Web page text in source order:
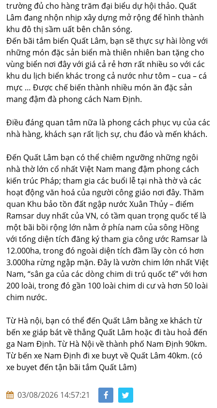
trường đủ cho hàng trăm đại biểu dự hội thảo. Quất
Lâm đang nhộn nhịp xây dựng mở rộng để hình thành
khu đô thị sầm uất bên chân sóng.
Đến bãi tắm biển Quất Lâm, bạn sẽ thực sự hài lòng với
những món đặc sản biển mà thiên nhiên ban tặng cho
vùng biển nơi đây với giá cả rẻ hơn rất nhiều so với các
khu du lịch biển khác trong cả nước như tôm – cua – cá
mực … Được chế biến thành nhiều món ăn đặc sản
mang đậm đà phong cách Nam Định.
Điều đáng quan tâm nữa là phong cách phục vụ của các
nhà hàng, khách sạn rất lịch sự, chu đáo và mến khách.
Đến Quất Lâm bạn có thể chiêm ngưỡng những ngôi
nhà thờ lớn cổ nhất Việt Nam mang đậm phong cách
kiến trúc Pháp; tham gia các buổi lễ tại nhà thờ và các
hoạt động văn hoá của người công giáo nơi đây. Thăm
quan Khu bảo tồn đất ngập nước Xuân Thủy – điểm
Ramsar duy nhất của VN, có tầm quan trọng quốc tế là
một bãi bồi rộng lớn nằm ở phía nam của sông Hồng
với tổng diện tích đăng ký tham gia công ước Ramsar là
12.000ha, trong đó ngoài diện tích đầm lầy còn có hơn
3.000ha rừng ngập mặn. Đây là vườn chim lớn nhất Việt
Nam, “sân ga của các dòng chim di trú quốc tế” với hơn
200 loài, trong đó gần 100 loài chim di cư và hơn 50 loài
chim nước.
Từ Hà nội, bạn có thể đến Quất Lâm bằng xe khách từ
bến xe giáp bát về thẳng Quất Lâm hoặc đi tàu hoả đến
ga Nam Định. Từ Hà Nội về thành phố Nam Định 90km.
Từ bến xe Nam Định đi xe buyt về Quất Lâm 40km. (có
xe buyet đến tận bãi tắm Quất Lâm)
03/08/2026 14:57:21